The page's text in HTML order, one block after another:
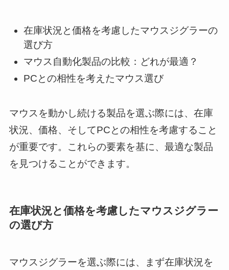
在庫状況と価格を考慮したマウスジグラーの
選び方
マウス自動化製品の比較：どれが最適？
PCとの相性を考えたマウス選び
マウスを動かし続ける製品を選ぶ際には、在庫
状況、価格、そしてPCとの相性を考慮すること
が重要です。これらの要素を基に、最適な製品
を見つけることができます。
在庫状況と価格を考慮したマウスジグラー
の選び方
マウスジグラーを選ぶ際には、まず在庫状況を